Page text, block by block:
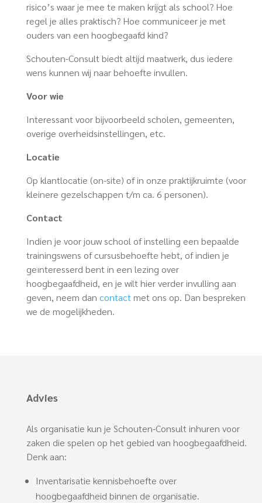
risico’s waar je mee te maken krijgt als school? Hoe
regel je alles praktisch? Hoe communiceer je met
ouders van een hoogbegaafd kind?
Schouten-Consult biedt altijd maatwerk, dus iedere
wens kunnen wij naar behoefte invullen.
Voor wie
Interessant voor bijvoorbeeld scholen, gemeenten,
overige overheidsinstellingen, etc.
Locatie
Op klantlocatie (on-site) of in onze praktijkruimte (voor
kleinere gezelschappen t/m ca. 6 personen).
Contact
Indien je voor jouw school of instelling een bepaalde
trainingswens of cursusbehoefte hebt, of indien je
geïnteresserd bent in een lezing over
hoogbegaafdheid, en je wilt hier verder invulling aan
geven, neem dan contactmet ons op. Dan bespreken
we de mogelijkheden.
Advies
Als organisatie kun je Schouten-Consult inhuren voor
zaken die spelen op het gebied van hoogbegaafdheid.
Denk aan:
Inventarisatie kennisbehoefte over
hoogbegaafdheid binnen de organisatie.